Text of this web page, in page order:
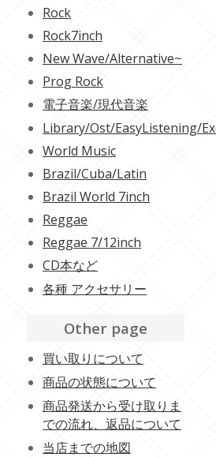
Rock
Rock7inch
New Wave/Alternative~
Prog Rock
電子音楽/現代音楽
Library/Ost/EasyListening/
World Music
Brazil/Cuba/Latin
Brazil World 7inch
Reggae
Reggae 7/12inch
CD本など
各種 アクセサリー
Other page
買い取りについて
商品の状態について
商品発送から受け取りま
での流れ、返品について
当店までの地図